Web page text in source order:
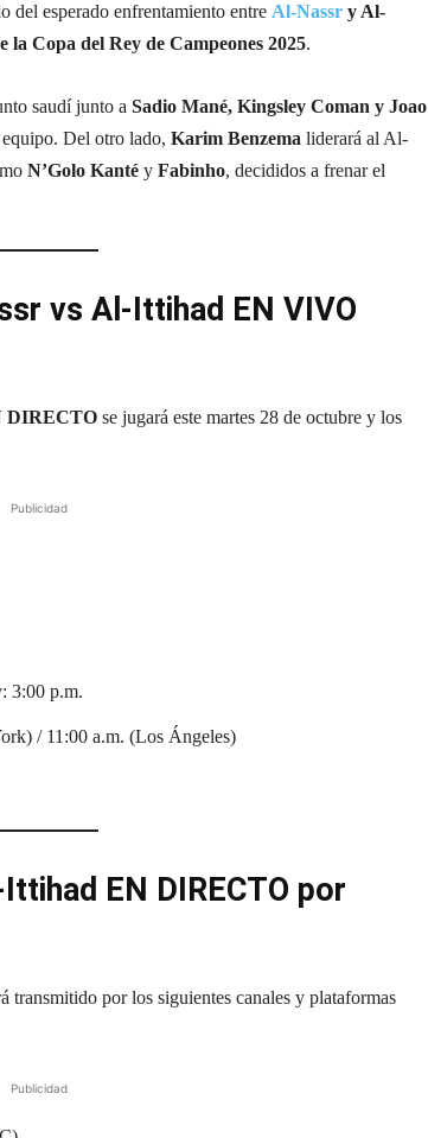
del esperado enfrentamiento entre Al-Nassr y Al-
la Copa del Rey de Campeones 2025.
saudí junto a Sadio Mané, Kingsley Coman y Joao
Del otro lado, Karim Benzema liderará al Al-
N’Golo Kanté y Fabinho, decididos a frenar el
vs Al-Ittihad EN VIVO
DIRECTO se jugará este martes 28 de octubre y los
Publicidad
3:00 p.m.
/ 11:00 a.m. (Los Ángeles)
EN DIRECTO por
transmitido por los siguientes canales y plataformas
Publicidad